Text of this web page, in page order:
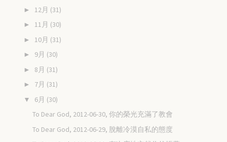
► 12月 (31)
► 11月 (30)
► 10月 (31)
► 9月 (30)
► 8月 (31)
► 7月 (31)
▼ 6月 (30)
To Dear God, 2012-06-30, 你的榮光充滿了教會
To Dear God, 2012-06-29, 脫離冷漠自私的態度